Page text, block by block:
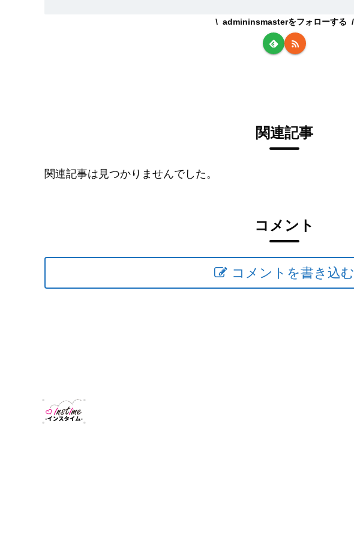
admininsmasterをフォローする
関連記事
関連記事は見つかりませんでした。
コメント
コメントを書き込む